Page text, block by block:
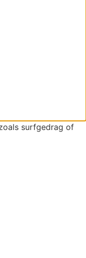
surfgedrag of